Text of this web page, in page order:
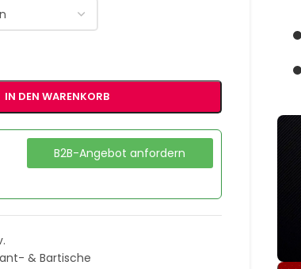
IN DEN WARENKORB
B2B-Angebot anfordern
& Bartische